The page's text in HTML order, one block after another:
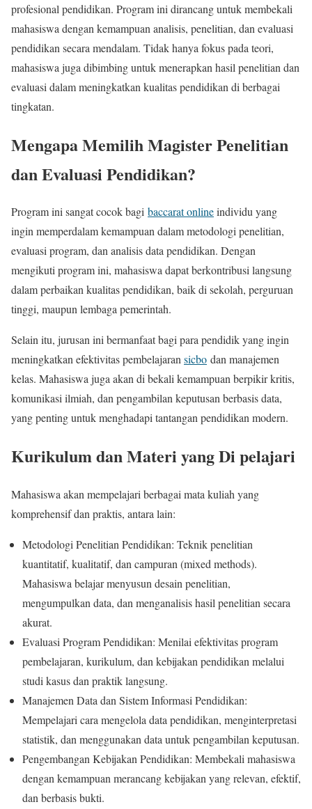
profesional pendidikan. Program ini dirancang untuk membekali
mahasiswa dengan kemampuan analisis, penelitian, dan evaluasi
pendidikan secara mendalam. Tidak hanya fokus pada teori,
mahasiswa juga dibimbing untuk menerapkan hasil penelitian dan
evaluasi dalam meningkatkan kualitas pendidikan di berbagai
tingkatan.
Mengapa Memilih Magister Penelitian
dan Evaluasi Pendidikan?
Program ini sangat cocok bagi baccarat onlineindividu yang
ingin memperdalam kemampuan dalam metodologi penelitian,
evaluasi program, dan analisis data pendidikan. Dengan
mengikuti program ini, mahasiswa dapat berkontribusi langsung
dalam perbaikan kualitas pendidikan, baik di sekolah, perguruan
tinggi, maupun lembaga pemerintah.
Selain itu, jurusan ini bermanfaat bagi para pendidik yang ingin
meningkatkan efektivitas pembelajaransicbo dan manajemen
kelas. Mahasiswa juga akan di bekali kemampuan berpikir kritis,
komunikasi ilmiah, dan pengambilan keputusan berbasis data,
yang penting untuk menghadapi tantangan pendidikan modern.
Kurikulum dan Materi yang Di pelajari
Mahasiswa akan mempelajari berbagai mata kuliah yang
komprehensif dan praktis, antara lain:
Metodologi Penelitian Pendidikan: Teknik penelitian
kuantitatif, kualitatif, dan campuran (mixed methods).
Mahasiswa belajar menyusun desain penelitian,
mengumpulkan data, dan menganalisis hasil penelitian secara
akurat.
Evaluasi Program Pendidikan: Menilai efektivitas program
pembelajaran, kurikulum, dan kebijakan pendidikan melalui
studi kasus dan praktik langsung.
Manajemen Data dan Sistem Informasi Pendidikan:
Mempelajari cara mengelola data pendidikan, menginterpretasi
statistik, dan menggunakan data untuk pengambilan keputusan.
Pengembangan Kebijakan Pendidikan: Membekali mahasiswa
dengan kemampuan merancang kebijakan yang relevan, efektif,
dan berbasis bukti.